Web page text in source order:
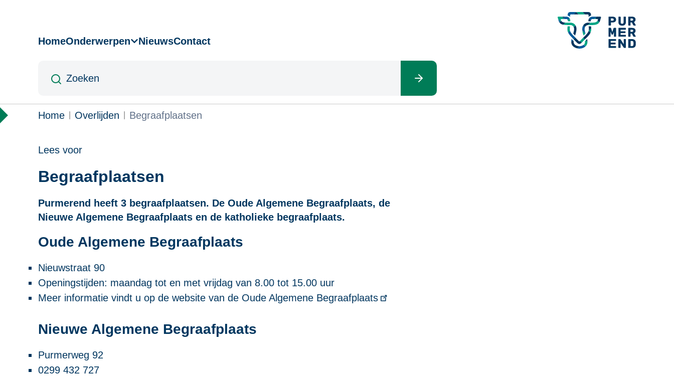
Hoofdnavigatie
HomeOnderwerpen NieuwsContact
Kruimelpad
Home Overlijden Begraafplaatsen
Lees voor
Begraafplaatsen
Purmerend heeft 3 begraafplaatsen. De Oude Algemene Begraafplaats, de
Nieuwe Algemene Begraafplaats en de katholieke begraafplaats.
Oude Algemene Begraafplaats
Nieuwstraat 90
Openingstijden: maandag tot en met vrijdag van 8.00 tot 15.00 uur
Meer informatie vindt u op de website van de Oude Algemene Begraafplaats
Nieuwe Algemene Begraafplaats
Purmerweg 92
0299 432 727